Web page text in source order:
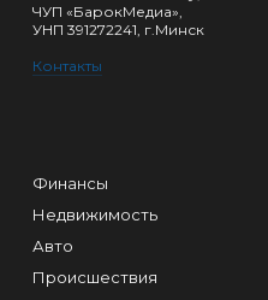
ЧУП «БарокМедиа»,
УНП 391272241, г.Минск
Контакты
Финансы
Недвижимость
Авто
Происшествия